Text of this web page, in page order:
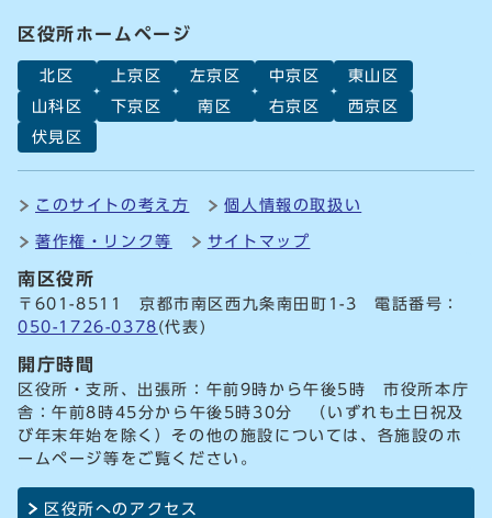
区役所ホームページ
北区 上京区 左京区 中京区
東山区
山科区
下京区 南区 右京区
西京区
伏見区
このサイトの考え方 個人情報の取扱い
著作権・リンク等 サイトマップ
南区役所
〒601-8511 京都市南区西九条南田町1-3 電話番号：
050-1726-0378 (代表)
開庁時間
区役所・支所、出張所：午前9時から午後5時 市役所本庁
舎：午前8時45分から午後5時30分 （いずれも土日祝及
び年末年始を除く）その他の施設については、各施設のホ
ームページ等をご覧ください。
区役所へのアクセス